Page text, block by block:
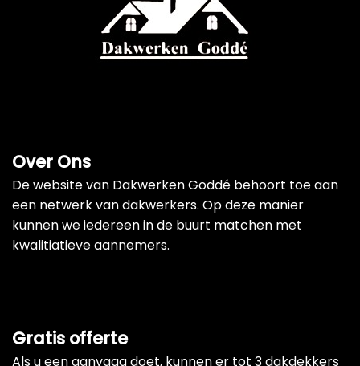
Over Ons
De website van Dakwerken Goddé behoort toe aan
een netwerk van dakwerkers. Op deze manier
kunnen we iedereen in de buurt matchen met
kwalitiatieve aannemers.
Gratis offerte
Als u een aanvaag doet, kunnen er tot 3 dakdekkers